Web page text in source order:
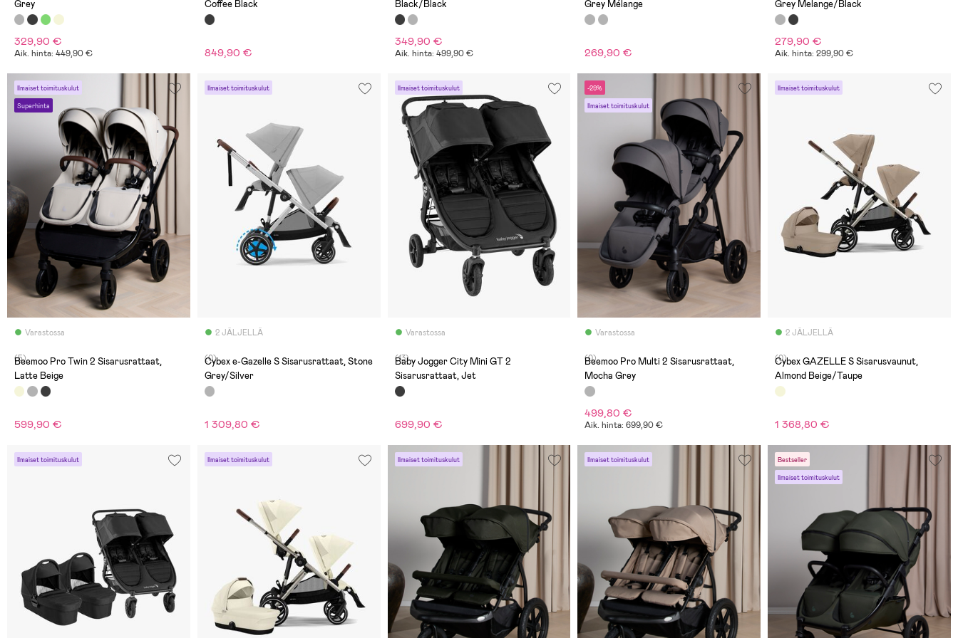
Grey
329,90 €
Aik. hinta: 449,90 €
Coffee Black
849,90 €
Black/Black
349,90 €
Aik. hinta: 499,90 €
Grey Mélange
269,90 €
Grey Melange/Black
279,90 €
Aik. hinta: 299,90 €
Ilmaiset toimituskulut
Superhinta
Varastossa
(5)
Beemoo Pro Twin 2 Sisarusrattaat,
Latte Beige
599,90 €
Ilmaiset toimituskulut
2 JÄLJELLÄ
(0)
Cybex e-Gazelle S Sisarusrattaat, Stone
Grey/Silver
1 309,80 €
Ilmaiset toimituskulut
Varastossa
(13)
Baby Jogger City Mini GT 2
Sisarusrattaat, Jet
699,90 €
-29%
Ilmaiset toimituskulut
Varastossa
(0)
Beemoo Pro Multi 2 Sisarusrattaat,
Mocha Grey
499,80 €
Aik. hinta: 699,90 €
Ilmaiset toimituskulut
2 JÄLJELLÄ
(0)
Cybex GAZELLE S Sisarusvaunut,
Almond Beige/Taupe
1 368,80 €
Ilmaiset toimituskulut Ilmaiset toimituskulut Ilmaiset toimituskulut Ilmaiset toimituskulut Bestseller
Ilmaiset toimituskulut